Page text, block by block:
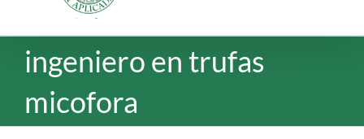
ingeniero en trufas
micofora